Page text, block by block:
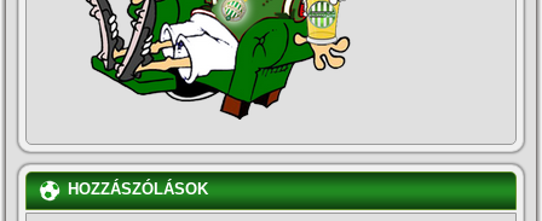
HOZZÁSZÓLÁSOK